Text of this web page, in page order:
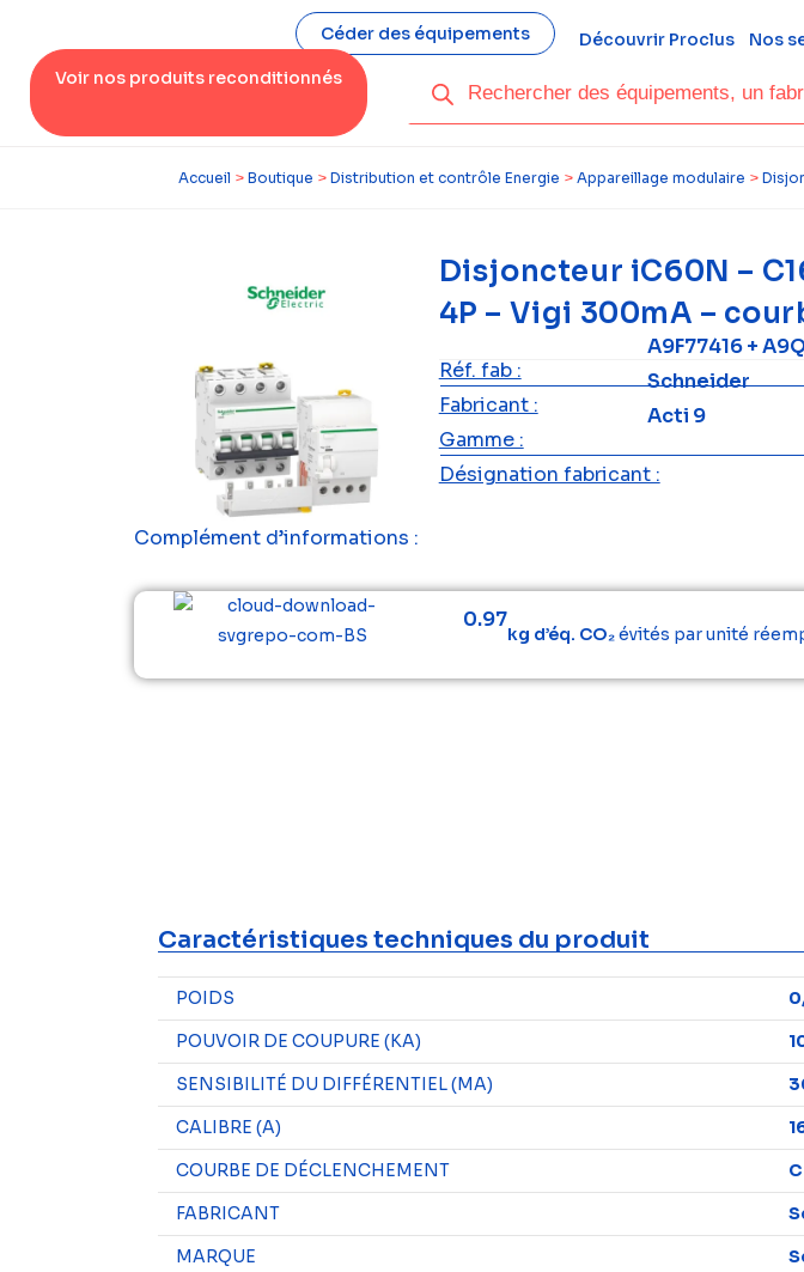
Céder des équipements Découvrir Proclus Nos
Voir nos produits reconditionnés
Accueil > Boutique > Distribution et contrôle Energie > Appareillage modulaire >
Disjoncteur iC60N –
4P – Vigi 300mA –
Réf. fab :
A9F77416 +
Fabricant :
Schneider
Gamme :
Acti 9
Désignation fabricant :
Complément d’informations :
0.97
kg d’éq. CO₂évités par unité
Caractéristiques techniques du produit
POIDS
POUVOIR DE COUPURE (KA)
SENSIBILITÉ DU DIFFÉRENTIEL (MA)
CALIBRE (A)
COURBE DE DÉCLENCHEMENT
C
FABRICANT
MARQUE